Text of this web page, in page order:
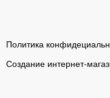
Политика
Создание интернет-